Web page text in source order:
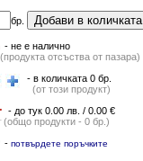
бр. Добави в количката
- не е налично
(продукта отсъства от пазара)
- в количката 0 бр.
(от този продукт)
- до тук 0.00 лв. / 0.00 €
(общо продукти - 0 бр.)
- потвърдете поръчките